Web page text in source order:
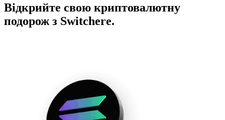
Відкрийте свою криптовалютну
подорож з Switchere.